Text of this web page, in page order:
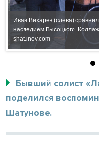
Иван Вихарев (слева)
наследием Высоцкого.
shatunov.com
Бывший солист
поделился
Шатунове.